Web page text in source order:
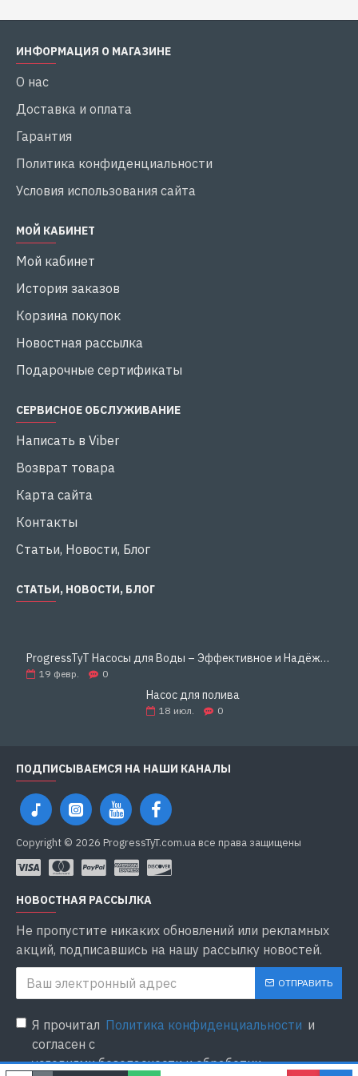
безопасной и эффективной работе вашей
системы с фекальным насосом Optima V1100.
ИНФОРМАЦИЯ О МАГАЗИНЕ
О нас
Доставка и оплата
Гарантия
Политика конфиденциальности
Условия использования сайта
МОЙ КАБИНЕТ
Мой кабинет
История заказов
Корзина покупок
Новостная рассылка
Подарочные сертификаты
СЕРВИСНОЕ ОБСЛУЖИВАНИЕ
Написать в Viber
Возврат товара
Карта сайта
Контакты
Статьи, Новости, Блог
СТАТЬИ, НОВОСТИ, БЛОГ
ProgressTyT Насосы для Воды – Эффективное и Надёжное Решение для Дома и Бизнеса
19 февр. 0
Насос для полива
18 июл. 0
ПОДПИСЫВАЕМСЯ НА НАШИ КАНАЛЫ
Copyright © 2026 ProgressTyT.com.ua все права защищены
НОВОСТНАЯ РАССЫЛКА
Не пропустите никаких обновлений или рекламных
акций, подписавшись на нашу рассылку новостей.
ОТПРАВИТЬ
Я прочитал Политика конфиденциальности и
согласен с
условиями безопасности и обработки